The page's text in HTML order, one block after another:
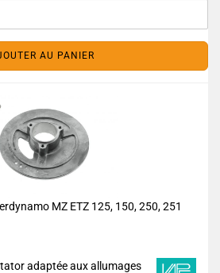
AU PANIER
MZ ETZ 125, 150, 250, 251
adaptée aux allumages